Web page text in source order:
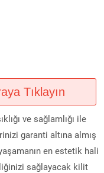
Tıklayın
ve sağlamlığı ile
garanti altına almış
en estetik hali
sağlayacak kilit